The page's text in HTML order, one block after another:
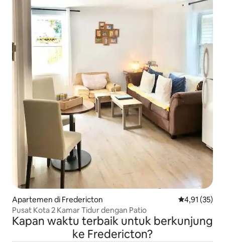
Apartemen di Fredericton Nilai rata-
4,91 (35)
Pusat Kota 2 Kamar Tidur dengan Patio
Kapan waktu terbaik untuk berkunjung
ke Fredericton?